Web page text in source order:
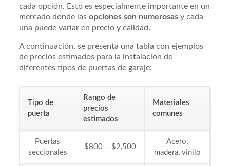
cada opción. Esto es especialmente importante en un
mercado donde lasopciones son numerosas y cada
una puede variar en precio y calidad.
A continuación, se presenta una tabla con ejemplos
de precios estimados para la instalación de
diferentes tipos de puertas de garaje:
Tipo de
puerta
Rango de
precios
estimados
Materiales
comunes
Puertas
seccionales
$800 – $2,500
Acero,
madera, vinilo